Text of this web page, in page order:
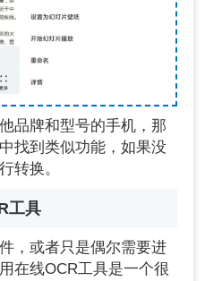
品牌和型号的手机，那
找到类似功能，如果没
转换。
工具
，或者只是偶尔需要进
在线OCR工具是一个很